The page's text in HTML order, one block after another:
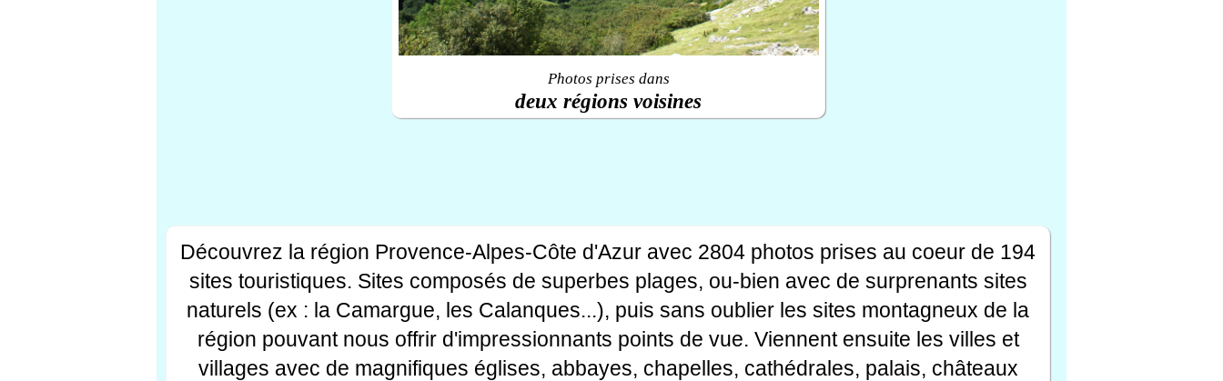
Photos prises dans
deux régions voisines
Découvrez la région Provence-Alpes-Côte d'Azur avec 2804 photos prises au coeur de 194
sites touristiques. Sites composés de superbes plages, ou-bien avec de surprenants sites
naturels (ex : la Camargue, les Calanques...), puis sans oublier les sites montagneux de la
région pouvant nous offrir d'impressionnants points de vue. Viennent ensuite les villes et
villages avec de magnifiques églises, abbayes, chapelles, cathédrales, palais, châteaux